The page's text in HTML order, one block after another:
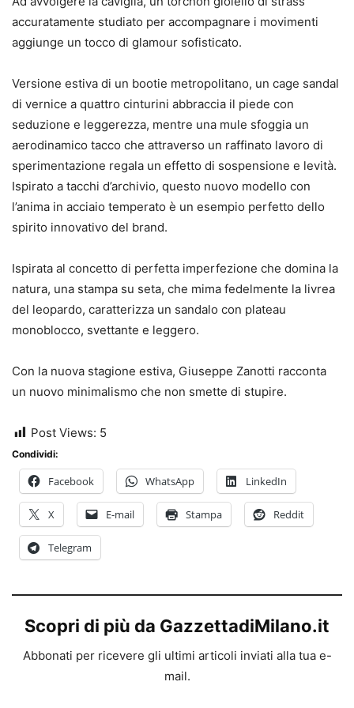
accuratamente studiato per accompagnare i movimenti
aggiunge un tocco di glamour sofisticato.
Versione estiva di un bootie metropolitano, un cage sandal
di vernice a quattro cinturini abbraccia il piede con
seduzione e leggerezza, mentre una mule sfoggia un
aerodinamico tacco che attraverso un raffinato lavoro di
sperimentazione regala un effetto di sospensione e levità.
Ispirato a tacchi d’archivio, questo nuovo modello con
l’anima in acciaio temperato è un esempio perfetto dello
spirito innovativo del brand.
Ispirata al concetto di perfetta imperfezione che domina la
natura, una stampa su seta, che mima fedelmente la livrea
del leopardo, caratterizza un sandalo con plateau
monoblocco, svettante e leggero.
Con la nuova stagione estiva, Giuseppe Zanotti racconta
un nuovo minimalismo che non smette di stupire.
Post Views: 5
Condividi:
Facebook WhatsApp LinkedIn
X E-mail Stampa Reddit
Telegram
Scopri di più da GazzettadiMilano.it
Abbonati per ricevere gli ultimi articoli inviati alla tua e-
mail.